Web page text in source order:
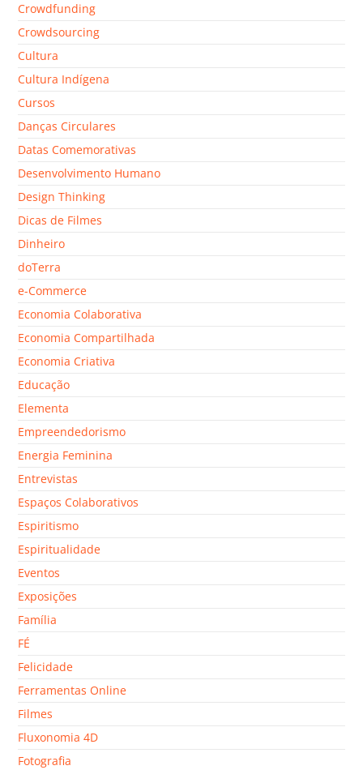
Crowdfunding
Crowdsourcing
Cultura
Cultura Indígena
Cursos
Danças Circulares
Datas Comemorativas
Desenvolvimento Humano
Design Thinking
Dicas de Filmes
Dinheiro
doTerra
e-Commerce
Economia Colaborativa
Economia Compartilhada
Economia Criativa
Educação
Elementa
Empreendedorismo
Energia Feminina
Entrevistas
Espaços Colaborativos
Espiritismo
Espiritualidade
Eventos
Exposições
Família
FÉ
Felicidade
Ferramentas Online
Filmes
Fluxonomia 4D
Fotografia